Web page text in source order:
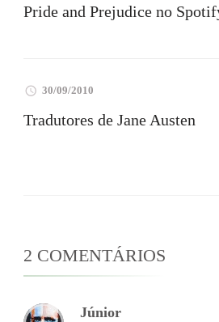
Pride and Prejudice no
30/09/2010
Tradutores de Jane Austen
2 COMENTÁRIOS
Júnior